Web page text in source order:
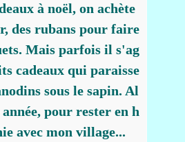
à noël, on achète
des rubans pour faire
Mais parfois il s'ag
cadeaux qui paraisse
sous le sapin. Al
pour rester en h
avec mon village...